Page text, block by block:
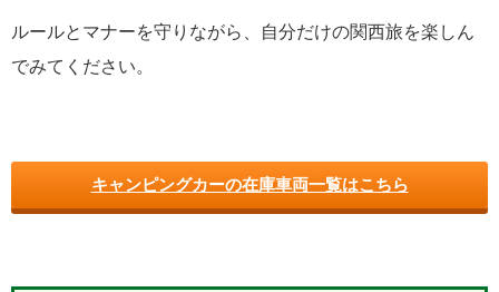
ルールとマナーを守りながら、自分だけの関西旅を楽しん
でみてください。
キャンピングカーの在庫車両一覧はこちら